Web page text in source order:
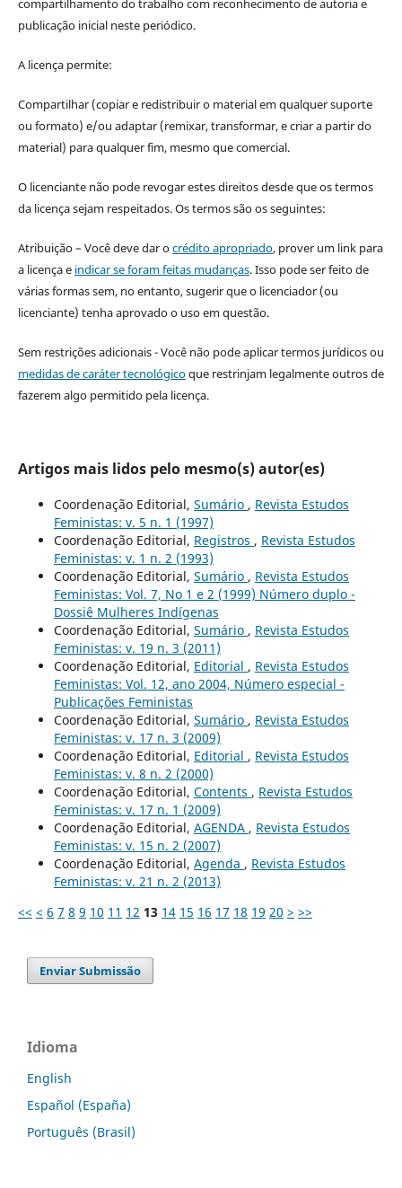
compartilhamento do trabalho com reconhecimento de autoria e
publicação inicial neste periódico.
A licença permite:
Compartilhar (copiar e redistribuir o material em qualquer suporte
ou formato) e/ou adaptar (remixar, transformar, e criar a partir do
material) para qualquer fim, mesmo que comercial.
O licenciante não pode revogar estes direitos desde que os termos
da licença sejam respeitados. Os termos são os seguintes:
Atribuição – Você deve dar ocrédito apropriado, prover um link para
a licença e indicar se foram feitas mudanças. Isso pode ser feito de
várias formas sem, no entanto, sugerir que o licenciador (ou
licenciante) tenha aprovado o uso em questão.
Sem restrições adicionais - Você não pode aplicar termos jurídicos ou
medidas de caráter tecnológicoque restrinjam legalmente outros de
fazerem algo permitido pela licença.
Artigos mais lidos pelo mesmo(s) autor(es)
Coordenação Editorial, Sumário , Revista Estudos
Feministas: v. 5 n. 1 (1997)
Coordenação Editorial, Registros , Revista Estudos
Feministas: v. 1 n. 2 (1993)
Coordenação Editorial, Sumário , Revista Estudos
Feministas: Vol. 7, No 1 e 2 (1999) Número duplo -
Dossiê Mulheres Indígenas
Coordenação Editorial, Sumário , Revista Estudos
Feministas: v. 19 n. 3 (2011)
Coordenação Editorial, Editorial , Revista Estudos
Feministas: Vol. 12, ano 2004, Número especial -
Publicações Feministas
Coordenação Editorial, Sumário , Revista Estudos
Feministas: v. 17 n. 3 (2009)
Coordenação Editorial, Editorial , Revista Estudos
Feministas: v. 8 n. 2 (2000)
Coordenação Editorial, Contents , Revista Estudos
Feministas: v. 17 n. 1 (2009)
Coordenação Editorial, AGENDA , Revista Estudos
Feministas: v. 15 n. 2 (2007)
Coordenação Editorial, Agenda , Revista Estudos
Feministas: v. 21 n. 2 (2013)
<< < 6 7 8 9 10 11 12 13 14 15 16 17 18 19 20 > >>
Enviar Submissão
Idioma
English
Español (España)
Português (Brasil)